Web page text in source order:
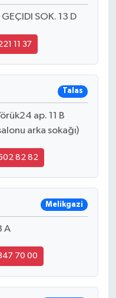
SOK. 13 D
11 37
Talas
ap. 11 B
arka sokağı)
82 82
Melikgazi
A
70 00